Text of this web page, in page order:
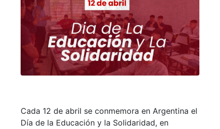
Cada 12 de abril se conmemora en Argentina el
Día de la Educación y la Solidaridad, en